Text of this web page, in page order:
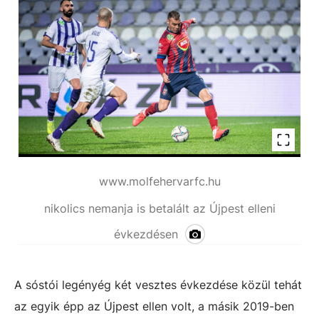
www.molfehervarfc.hu
nikolics nemanja is betalált az Újpest elleni
évkezdésen
A sóstói legényég két vesztes évkezdése közül tehát
az egyik épp az Újpest ellen volt, a másik 2019-ben